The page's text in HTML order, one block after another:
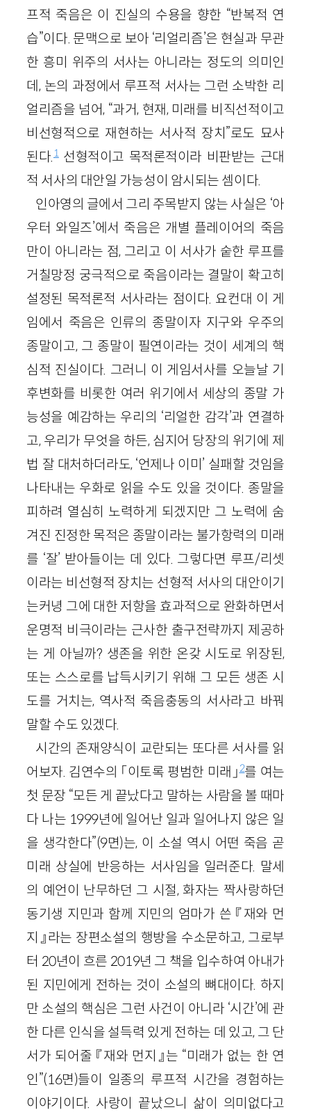
프적 죽음은 이 진실의 수용을 향한 “반복적 연
습”이다. 문맥으로 보아 ‘리얼리즘’은 현실과 무관
한 흥미 위주의 서사는 아니라는 정도의 의미인
데, 논의 과정에서 루프적 서사는 그런 소박한 리
얼리즘을 넘어, “과거, 현재, 미래를 비직선적이고
비선형적으로 재현하는 서사적 장치”로도 묘사
된다.1선형적이고 목적론적이라 비판받는 근대
적 서사의 대안일 가능성이 암시되는 셈이다.
인아영의 글에서 그리 주목받지 않는 사실은 ‘아
우터 와일즈’에서 죽음은 개별 플레이어의 죽음
만이 아니라는 점, 그리고 이 서사가 숱한 루프를
거칠망정 궁극적으로 죽음이라는 결말이 확고히
설정된 목적론적 서사라는 점이다. 요컨대 이 게
임에서 죽음은 인류의 종말이자 지구와 우주의
종말이고, 그 종말이 필연이라는 것이 세계의 핵
심적 진실이다. 그러니 이 게임서사를 오늘날 기
후변화를 비롯한 여러 위기에서 세상의 종말 가
능성을 예감하는 우리의 ‘리얼한 감각’과 연결하
고, 우리가 무엇을 하든, 심지어 당장의 위기에 제
법 잘 대처하더라도, ‘언제나 이미’ 실패할 것임을
나타내는 우화로 읽을 수도 있을 것이다. 종말을
피하려 열심히 노력하게 되겠지만 그 노력에 숨
겨진 진정한 목적은 종말이라는 불가항력의 미래
를 ‘잘’ 받아들이는 데 있다. 그렇다면 루프/리셋
이라는 비선형적 장치는 선형적 서사의 대안이기
는커녕 그에 대한 저항을 효과적으로 완화하면서
운명적 비극이라는 근사한 출구전략까지 제공하
는 게 아닐까? 생존을 위한 온갖 시도로 위장된,
또는 스스로를 납득시키기 위해 그 모든 생존 시
도를 거치는, 역사적 죽음충동의 서사라고 바꿔
말할 수도 있겠다.
시간의 존재양식이 교란되는 또다른 서사를 읽
어보자. 김연수의 「이토록 평범한 미래」2를 여는
첫 문장 “모든 게 끝났다고 말하는 사람을 볼 때마
다 나는 1999년에 일어난 일과 일어나지 않은 일
을 생각한다”(9면)는, 이 소설 역시 어떤 죽음 곧
미래 상실에 반응하는 서사임을 일러준다. 말세
의 예언이 난무하던 그 시절, 화자는 짝사랑하던
동기생 지민과 함께 지민의 엄마가 쓴 『재와 먼
지』라는 장편소설의 행방을 수소문하고, 그로부
터 20년이 흐른 2019년 그 책을 입수하여 아내가
된 지민에게 전하는 것이 소설의 뼈대이다. 하지
만 소설의 핵심은 그런 사건이 아니라 ‘시간’에 관
한 다른 인식을 설득력 있게 전하는 데 있고, 그 단
서가 되어줄 『재와 먼지』는 “미래가 없는 한 연
인”(16면)들이 일종의 루프적 시간을 경험하는
이야기이다. 사랑이 끝났으니 삶이 의미없다고